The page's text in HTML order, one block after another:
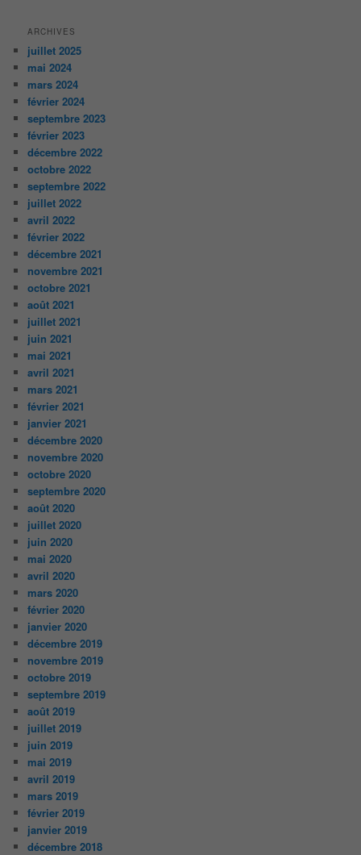
ARCHIVES
juillet 2025
mai 2024
mars 2024
février 2024
septembre 2023
février 2023
décembre 2022
octobre 2022
septembre 2022
juillet 2022
avril 2022
février 2022
décembre 2021
novembre 2021
octobre 2021
août 2021
juillet 2021
juin 2021
mai 2021
avril 2021
mars 2021
février 2021
janvier 2021
décembre 2020
novembre 2020
octobre 2020
septembre 2020
août 2020
juillet 2020
juin 2020
mai 2020
avril 2020
mars 2020
février 2020
janvier 2020
décembre 2019
novembre 2019
octobre 2019
septembre 2019
août 2019
juillet 2019
juin 2019
mai 2019
avril 2019
mars 2019
février 2019
janvier 2019
décembre 2018